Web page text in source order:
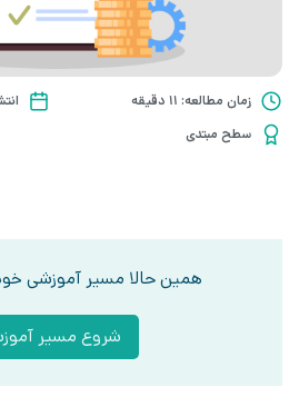
زمان مطالعه: 11 دقیقه
انتشار ۱۰
سطح مبتدی
همین حالا مسیر آموزشی
شروع مسیر